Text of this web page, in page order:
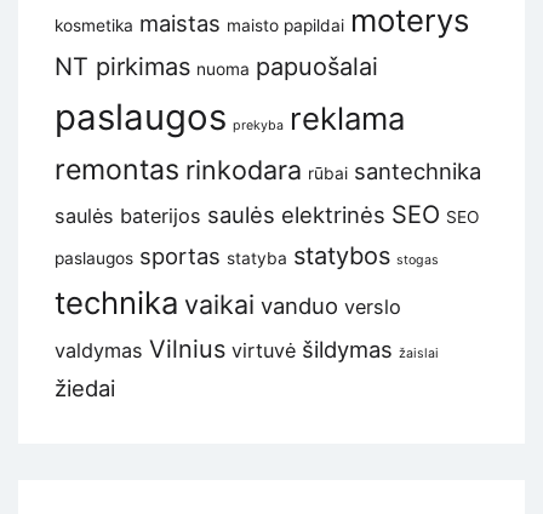
kosmetika maistas maisto papildai moterys
NT pirkimas nuoma papuošalai
paslaugos prekyba reklama
remontas rinkodara rūbai santechnika
saulės baterijos saulės elektrinės SEO SEO
paslaugos sportas statyba statybos stogas
technika vaikai vanduo verslo
valdymas Vilnius virtuvė šildymas žaislai
žiedai